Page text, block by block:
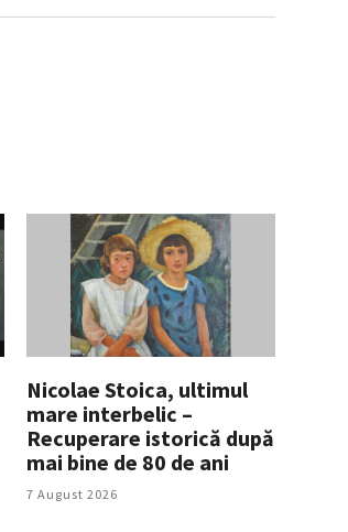
Nicolae Stoica, ultimul
mare interbelic –
Recuperare istorică după
mai bine de 80 de ani
7 August 2026